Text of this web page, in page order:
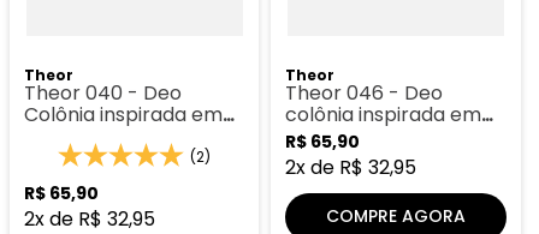
Theor
Theor 040 - Deo
Colônia inspirada em
Armani
(2)
R$ 65,90
2x de R$ 32,95
Theor
Theor 046 - Deo
colônia inspirada em
Eternity
R$ 65,90
2x de R$ 32,95
COMPRE AGORA